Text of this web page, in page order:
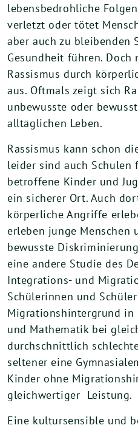
lebensbedrohliche
verletzt oder tötet
aber auch zu bleibenden
Gesundheit führen.
Rassismus durch
aus. Oftmals zeigt sich
unbewusste oder
alltäglichen Leben.
Rassismus kann schon
leider sind auch Schulen
betroffene Kinder und
ein sicherer Ort. Auch
körperliche Angriffe
erleben junge Menschen
bewusste
eine andere Studie des
Integrations- und
Schülerinnen und
Migrationshintergrund in
und Mathematik bei
durchschnittlich
seltener eine
Kinder ohne
gleichwertiger Leistung.
Eine kultursensible und